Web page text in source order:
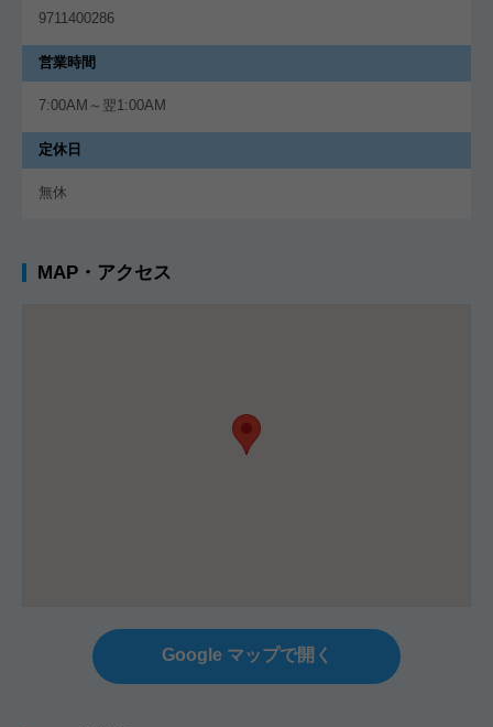
9711400286
営業時間
7:00AM～翌1:00AM
定休日
無休
MAP・アクセス
Google マップで開く